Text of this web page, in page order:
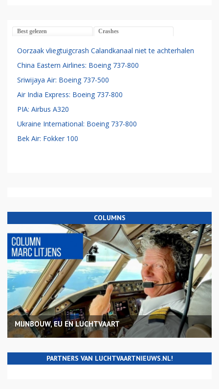
Best gelezen Crashes
Oorzaak vliegtuigcrash Calandkanaal niet te achterhalen
China Eastern Airlines: Boeing 737-800
Sriwijaya Air: Boeing 737-500
Air India Express: Boeing 737-800
PIA: Airbus A320
Ukraine International: Boeing 737-800
Bek Air: Fokker 100
COLUMNS
MIJNBOUW, EU EN LUCHTVAART
PARTNERS VAN LUCHTVAARTNIEUWS.NL!